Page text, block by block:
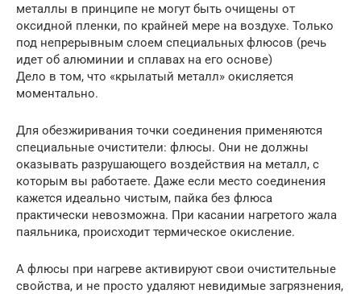
металлы в принципе не могут быть очищены от
оксидной пленки, по крайней мере на воздухе. Только
под непрерывным слоем специальных флюсов (речь
идет об алюминии и сплавах на его основе)
Дело в том, что «крылатый металл» окисляется
моментально.
Для обезжиривания точки соединения применяются
специальные очистители: флюсы. Они не должны
оказывать разрушающего воздействия на металл, с
которым вы работаете. Даже если место соединения
кажется идеально чистым, пайка без флюса
практически невозможна. При касании нагретого жала
паяльника, происходит термическое окисление.
А флюсы при нагреве активируют свои очистительные
свойства, и не просто удаляют невидимые загрязнения,